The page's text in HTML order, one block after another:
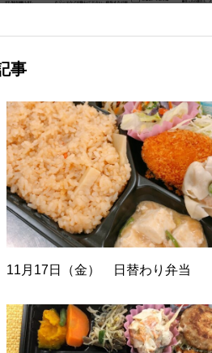
事
11月17日（金） 日替わり弁当